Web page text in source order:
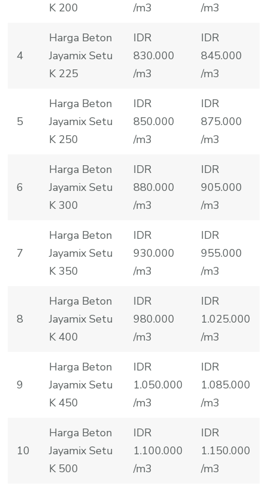
K 200
/m3
/m3
4
Harga Beton
Jayamix Setu
K 225
IDR
830.000
/m3
IDR
845.000
/m3
5
Harga Beton
Jayamix Setu
K 250
IDR
850.000
/m3
IDR
875.000
/m3
6
Harga Beton
Jayamix Setu
K 300
IDR
880.000
/m3
IDR
905.000
/m3
7
Harga Beton
Jayamix Setu
K 350
IDR
930.000
/m3
IDR
955.000
/m3
8
Harga Beton
Jayamix Setu
K 400
IDR
980.000
/m3
IDR
1.025.000
/m3
9
Harga Beton
Jayamix Setu
K 450
IDR
1.050.000
/m3
IDR
1.085.000
/m3
10
Harga Beton
Jayamix Setu
K 500
IDR
1.100.000
/m3
IDR
1.150.000
/m3